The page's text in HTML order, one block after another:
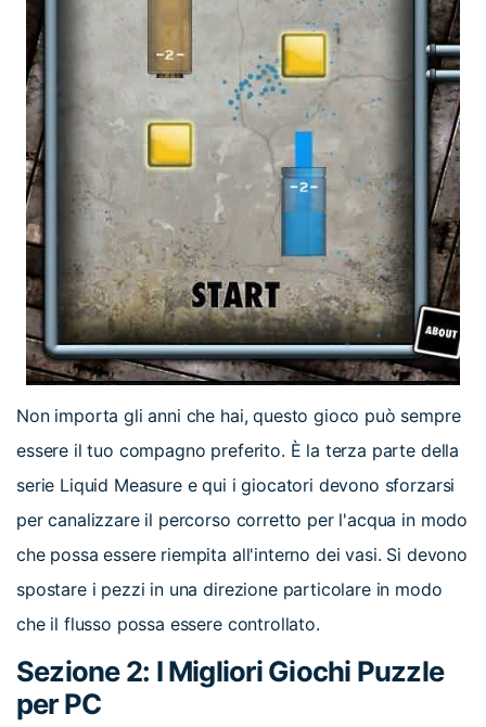
Non importa gli anni che hai, questo gioco può sempre
essere il tuo compagno preferito. È la terza parte della
serie Liquid Measure e qui i giocatori devono sforzarsi
per canalizzare il percorso corretto per l'acqua in modo
che possa essere riempita all'interno dei vasi. Si devono
spostare i pezzi in una direzione particolare in modo
che il flusso possa essere controllato.
Sezione 2: I Migliori Giochi Puzzle
per PC